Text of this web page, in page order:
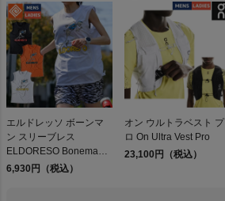
検索
商品が見つからない方はこちら
エルドレッソ ボーンマ
ン スリーブレス
ELDORESO Boneman
Sleeveless
6,930円（税込）
オン ウルトラベスト プ
ロ On Ultra Vest Pro
23,100円（税込）